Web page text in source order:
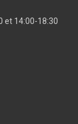
et 14:00-18:30